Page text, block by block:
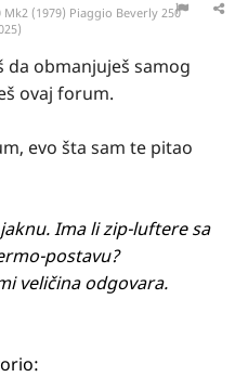
Mk2 (1979) Piaggio Beverly 250
da obmanjuješ samog
ovaj forum.
evo šta sam te pitao
Ima li zip-luftere sa
postavu?
veličina odgovara.